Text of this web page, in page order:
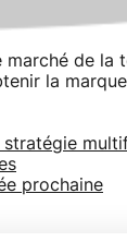
de la
la
stratégie
prochaine